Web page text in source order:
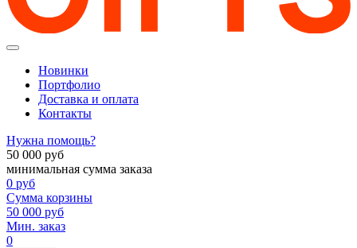
Новинки
Портфолио
Доставка и оплата
Контакты
Нужна помощь?
50 000 руб
минимальная сумма заказа
0 руб
Сумма корзины
50 000 руб
Мин. заказ
0